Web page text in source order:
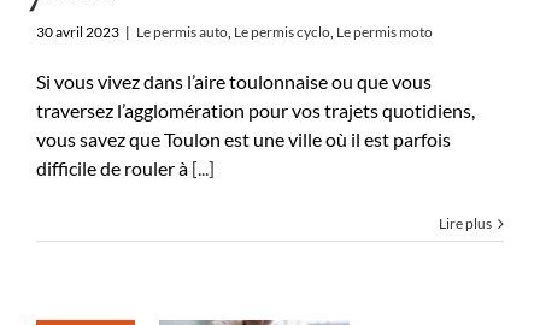
30 avril 2023 | Le permis auto, Le permis cyclo, Le permis moto
Si vous vivez dans l’aire toulonnaise ou que vous
traversez l’agglomération pour vos trajets quotidiens,
vous savez que Toulon est une ville où il est parfois
difficile de rouler à [...]
Lire plus